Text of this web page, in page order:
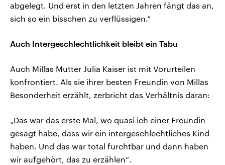
abgelegt. Und erst in den letzten Jahren fängt das an,
sich so ein bisschen zu verflüssigen.“
Auch Intergeschlechtlichkeit bleibt ein Tabu
Auch Millas Mutter Julia Kaiser ist mit Vorurteilen
konfrontiert. Als sie ihrer besten Freundin von Millas
Besonderheit erzählt, zerbricht das Verhältnis daran:
„Das war das erste Mal, wo quasi ich einer Freundin
gesagt habe, dass wir ein intergeschlechtliches Kind
haben. Und das war total furchtbar und dann haben
wir aufgehört, das zu erzählen“.